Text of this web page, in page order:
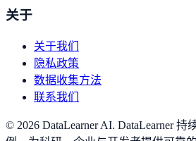
关于
关于我们
隐私政策
数据收集方法
联系我们
© 2026 DataLearner AI. DataLearner 持